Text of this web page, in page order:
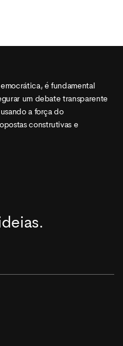
é fundamental
um debate transparente
a força do
construtivas e